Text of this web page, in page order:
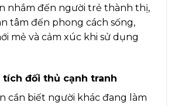
nhắm đến người trẻ thành thị,
tâm đến phong cách sống,
mẻ và cảm xúc khi sử dụng
tích đối thủ cạnh tranh
cần biết người khác đang làm